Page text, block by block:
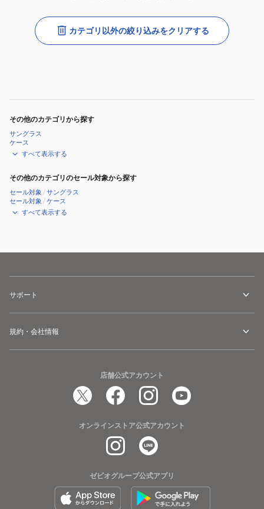
カテゴリ以外の絞り込みをクリアする
その他のカテゴリから探す
サングラス
ケース
すべて表示する
その他のカテゴリのセール対象から探す
セール対象 /サングラス
セール対象 /ケース
すべて表示する
サポート
規約・会社情報
店舗公式アカウント
オンラインストア公式アカウント
ゼビオグループ公式アプリ